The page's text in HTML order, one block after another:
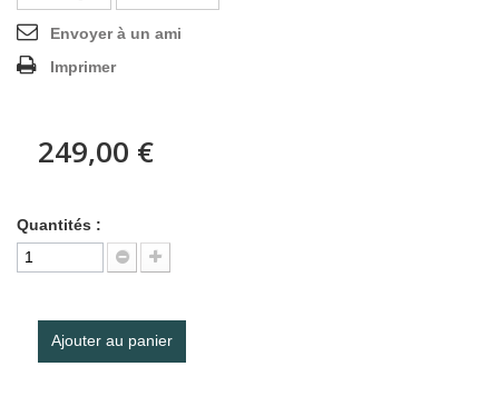
Envoyer à un ami
Imprimer
249,00 €
Quantités :
Ajouter au panier